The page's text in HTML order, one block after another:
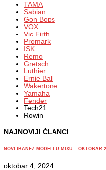
TAMA
Sabian
Gon Bops
VOX
Vic Firth
Promark
ISK
Remo
Gretsch
Luthier
Ernie Ball
Wakertone
Yamaha
Fender
Tech21
Rowin
NAJNOVIJI ČLANCI
NOVI IBANEZ MODELI U MIXU – OKTOBAR
oktobar 4, 2024